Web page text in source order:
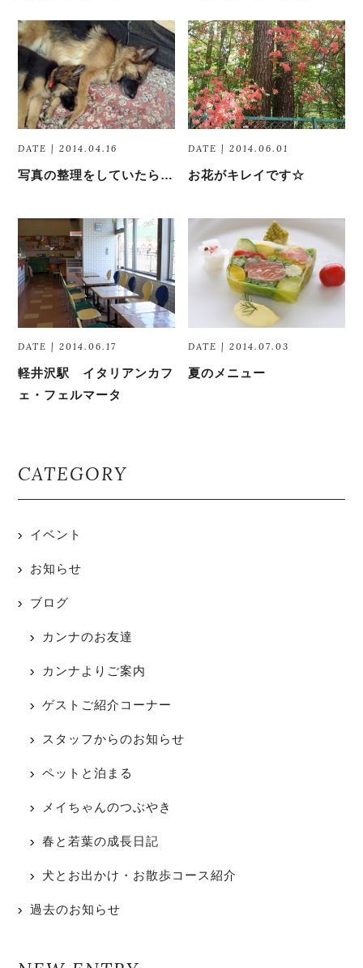
DATE | 2014.04.16
写真の整理をしていたら…
DATE | 2014.06.01
お花がキレイです☆
DATE | 2014.06.17
軽井沢駅 イタリアンカフ
ェ・フェルマータ
DATE | 2014.07.03
夏のメニュー
CATEGORY
イベント
お知らせ
ブログ
カンナのお友達
カンナよりご案内
ゲストご紹介コーナー
スタッフからのお知らせ
ペットと泊まる
メイちゃんのつぶやき
春と若葉の成長日記
犬とお出かけ・お散歩コース紹介
過去のお知らせ